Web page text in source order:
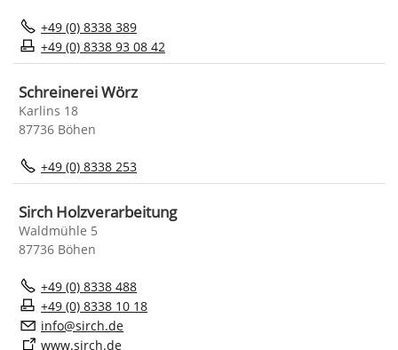
+49 (0) 8338 389
+49 (0) 8338 93 08 42
Schreinerei Wörz
Karlins 18
87736 Böhen
+49 (0) 8338 253
Sirch Holzverarbeitung
Waldmühle 5
87736 Böhen
+49 (0) 8338 488
+49 (0) 8338 10 18
nf
s rch d
www.sirch.de